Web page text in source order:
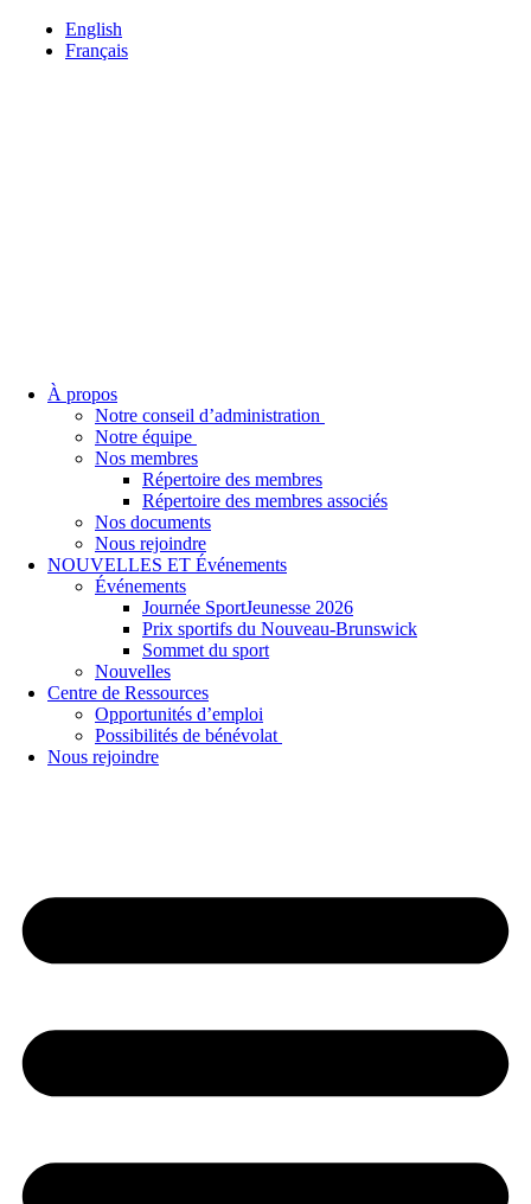
English
Français
À propos
Notre conseil d’administration
Notre équipe
Nos membres
Répertoire des membres
Répertoire des membres associés
Nos documents
Nous rejoindre
NOUVELLES ET Événements
Événements
Journée SportJeunesse 2026
Prix sportifs du Nouveau-Brunswick
Sommet du sport
Nouvelles
Centre de Ressources
Opportunités d’emploi
Possibilités de bénévolat
Nous rejoindre